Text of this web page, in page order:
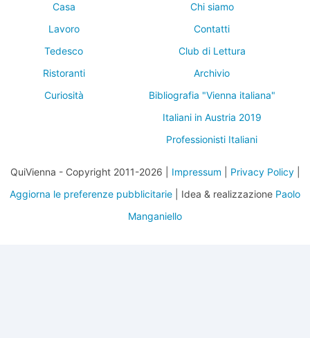
Casa
Lavoro
Tedesco
Ristoranti
Curiosità
Chi siamo
Contatti
Club di Lettura
Archivio
Bibliografia "Vienna italiana"
Italiani in Austria 2019
Professionisti Italiani
QuiVienna - Copyright 2011-2026 | Impressum Privacy Policy|
Aggiorna le preferenze pubblicitarie | Idea & realizzazione Paolo
Manganiello